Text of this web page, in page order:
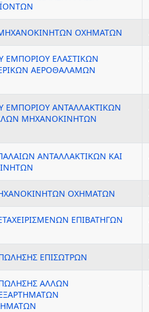
ΟΧΗΜΑΤΩΝ
ΕΜΠΟΡΙΟΥ ΕΛΑΣΤΙΚΩΝ
ΑΕΡΟΘΑΛΑΜΩΝ
ΕΜΠΟΡΙΟΥ ΑΝΤΑΛΛΑΚΤΙΚΩΝ
ΜΗΧΑΝΟΚΙΝΗΤΩΝ
ΑΝΤΑΛΛΑΚΤΙΚΩΝ ΚΑΙ
ΟΧΗΜΑΤΩΝ
ΕΠΙΒΑΤΗΓΩΝ
ΕΠΙΣΩΤΡΩΝ
ΠΩΛΗΣΗΣ ΑΛΛΩΝ